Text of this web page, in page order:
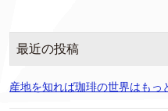
最近の投稿
産地を知れば珈琲の世界はもっ